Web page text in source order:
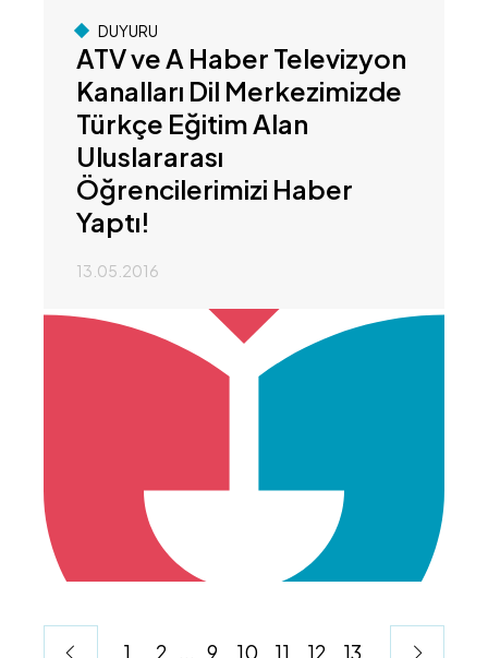
DUYURU
ATV ve A Haber Televizyon
Kanalları Dil Merkezimizde
Türkçe Eğitim Alan
Uluslararası
Öğrencilerimizi Haber
Yaptı!
13.05.2016
1 2 ... 9 10 11 12 13